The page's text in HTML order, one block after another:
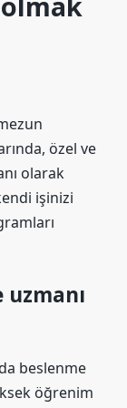
özel ve
olarak
işinizi
beslenme
öğrenim